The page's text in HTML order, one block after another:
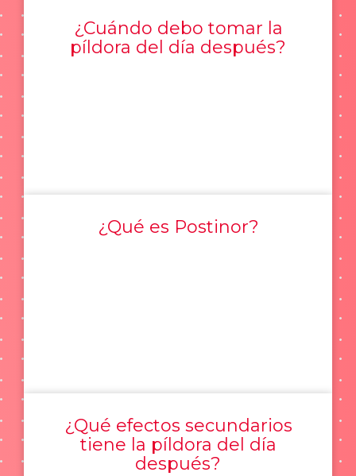
¿Cuándo debo tomar la
píldora del día después?
¿Qué es Postinor?
¿Qué efectos secundarios
tiene la píldora del día
después?